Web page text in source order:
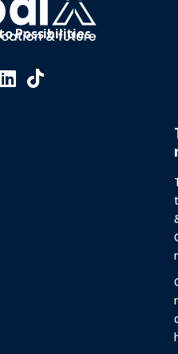
Possibilities